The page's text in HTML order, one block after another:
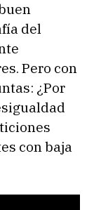
del
Pero con
¿Por
con baja